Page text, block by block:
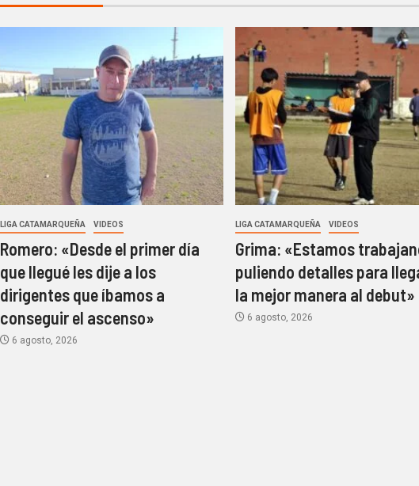
LIGA CATAMARQUEÑA VIDEOS
Romero: «Desde el primer día
que llegué les dije a los
dirigentes que íbamos a
conseguir el ascenso»
6 agosto, 2026
LIGA CATAMARQUEÑA VIDEOS
Grima: «Estamos
puliendo detalles para
la mejor manera al debut»
6 agosto, 2026